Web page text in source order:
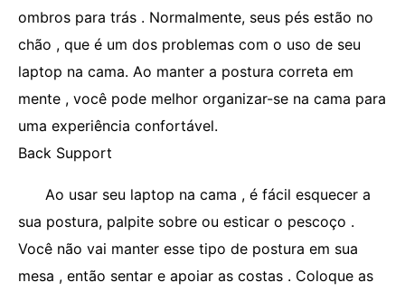
ombros para trás . Normalmente, seus pés estão no
chão , que é um dos problemas com o uso de seu
laptop na cama. Ao manter a postura correta em
mente , você pode melhor organizar-se na cama para
uma experiência confortável.
Back Support
Ao usar seu laptop na cama , é fácil esquecer a
sua postura, palpite sobre ou esticar o pescoço .
Você não vai manter esse tipo de postura em sua
mesa , então sentar e apoiar as costas . Coloque as